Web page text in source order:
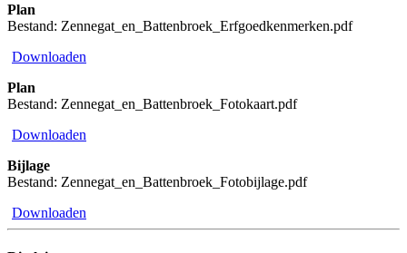
Plan
Bestand: Zennegat_en_Battenbroek_Erfgoedkenmerken.pdf
Downloaden
Plan
Bestand: Zennegat_en_Battenbroek_Fotokaart.pdf
Downloaden
Bijlage
Bestand: Zennegat_en_Battenbroek_Fotobijlage.pdf
Downloaden